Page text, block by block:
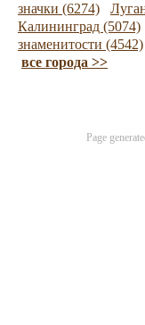
значки (6274)
Калининград (5074)
знаменитости (4542)
все города >>
Page